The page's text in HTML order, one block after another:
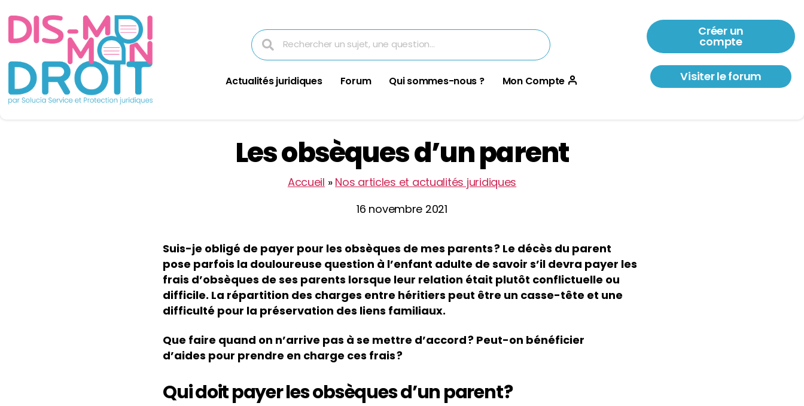
Actualités juridiques Forum Qui sommes-nous ? Mon Compte
Créer un
compte
Visiter le forum
Les obsèques d’un parent
Accueil » Nos articles et actualités juridiques
16 novembre 2021
Suis-je obligé de payer pour les obsèques de mes parents ? Le décès du parent
pose parfois la douloureuse question à l’enfant adulte de savoir s’il devra payer les
frais d’obsèques de ses parents lorsque leur relation était plutôt conflictuelle ou
difficile. La répartition des charges entre héritiers peut être un casse-tête et une
difficulté pour la préservation des liens familiaux.
Que faire quand on n’arrive pas à se mettre d’accord ? Peut-on bénéficier
d’aides pour prendre en charge ces frais ?
Qui doit payer les obsèques d’un parent ?